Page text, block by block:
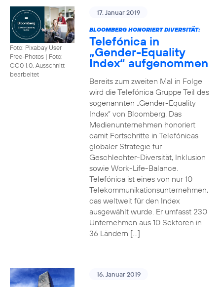
Foto: Pixabay User
Free-Photos | Foto:
CC0 1.0, Ausschnitt
bearbeitet
17. Januar 2019
BLOOMBERG HONORIERT DIVERSITÄT:
Telefónica in
„Gender-Equality
Index“ aufgenommen
Bereits zum zweiten Mal in Folge
wird die Telefónica Gruppe Teil des
sogenannten „Gender-Equality
Index“ von Bloomberg. Das
Medienunternehmen honoriert
damit Fortschritte in Telefónicas
globaler Strategie für
Geschlechter-Diversität, Inklusion
sowie Work-Life-Balance.
Telefónica ist eines von nur 10
Telekommunikationsunternehmen,
das weltweit für den Index
ausgewählt wurde. Er umfasst 230
Unternehmen aus 10 Sektoren in
36 Ländern […]
16. Januar 2019